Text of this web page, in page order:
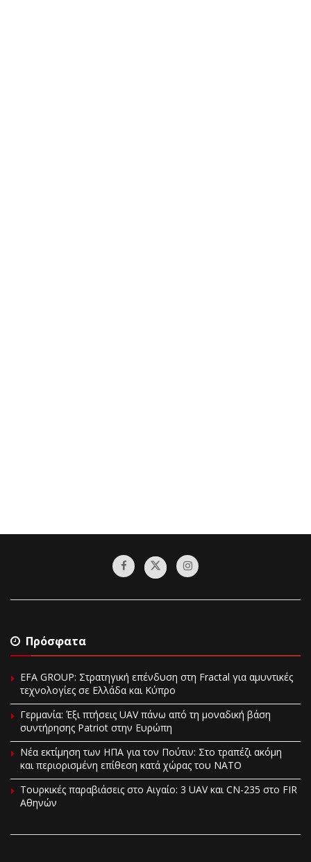
Πρόσφατα
EFA GROUP: Στρατηγική επένδυση στη Fractal για αμυντικές
τεχνολογίες σε Ελλάδα και Κύπρο
Γερμανία: Έξι πτήσεις UAV πάνω από τη μοναδική βάση
συντήρησης Patriot στην Ευρώπη
Νέα εκτίμηση των ΗΠΑ για τον Πούτιν: Στο τραπέζι ακόμη
και περιορισμένη επίθεση κατά χώρας του ΝΑΤΟ
Τουρκικές παραβιάσεις στο Αιγαίο: 3 UAV και CN-235 στο FIR
Αθηνών